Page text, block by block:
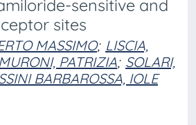
sensitive and
sites
MASSIMO; LISCIA,
MURONI, PATRIZIA; SOLARI,
BARBAROSSA, IOLE